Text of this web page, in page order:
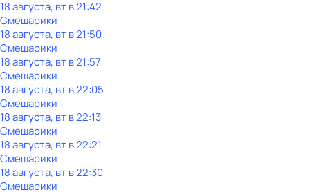
18 августа, вт в 21:42
Смешарики
18 августа, вт в 21:50
Смешарики
18 августа, вт в 21:57
Смешарики
18 августа, вт в 22:05
Смешарики
18 августа, вт в 22:13
Смешарики
18 августа, вт в 22:21
Смешарики
18 августа, вт в 22:30
Смешарики